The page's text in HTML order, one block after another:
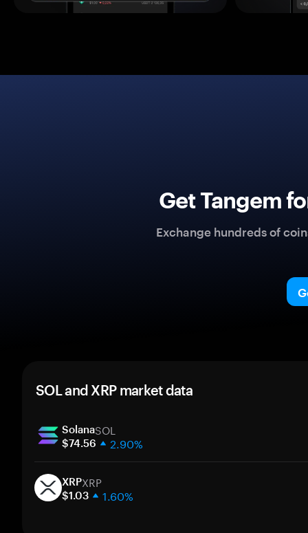
Get Tangem
Exchange hundreds of
SOL and XRP market data
SolanaSOL
$74.56 2.90%
30 days
Market cap
XRPXRP
$1.03 1.60%